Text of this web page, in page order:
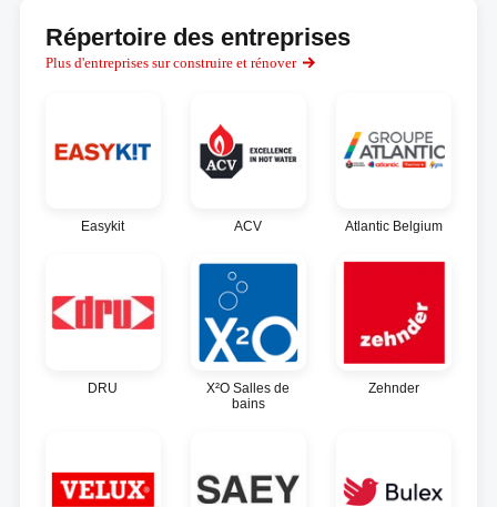
Répertoire des entreprises
Plus d'entreprises sur construire et rénover
Easykit ACV Atlantic Belgium
DRU
X²O Salles de
bains
Zehnder